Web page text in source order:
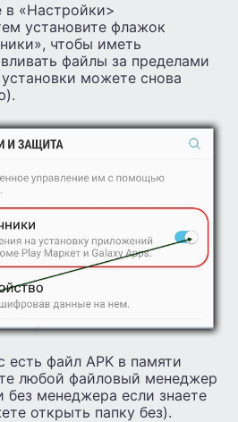
в «Настройки>
установите флажок
чтобы иметь
файлы за пределами
можете снова
есть файл APK в памяти
любой файловый менеджер
менеджера если знаете
открыть папку без).